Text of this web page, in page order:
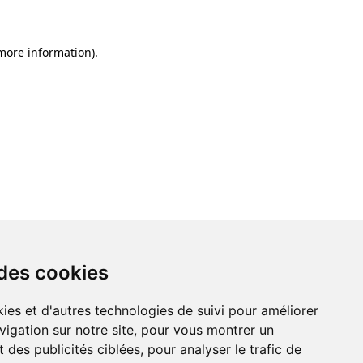
cookies
et d'autres technologies de suivi pour améliorer
sur notre site, pour vous montrer un
des publicités ciblées, pour analyser le trafic de
information).